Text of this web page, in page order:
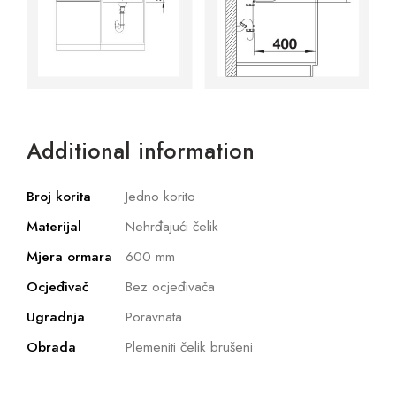
Additional information
Broj korita
Jedno korito
Materijal
Nehrđajući čelik
Mjera ormara
600 mm
Ocjeđivač
Bez ocjeđivača
Ugradnja
Poravnata
Obrada
Plemeniti čelik brušeni